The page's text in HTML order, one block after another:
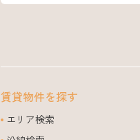
賃貸物件を探す
エリア検索